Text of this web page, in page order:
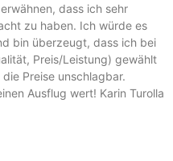
dass ich sehr
zu haben. Ich würde es
bin überzeugt, dass ich bei
Preis/Leistung) gewählt
Preise unschlagbar.
Ausflug wert! Karin Turolla